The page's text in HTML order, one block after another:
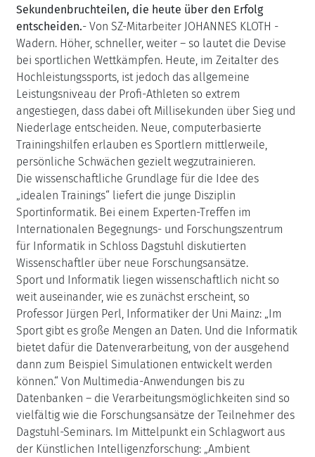
Sekundenbruchteilen, die heute über den Erfolg
entscheiden.- Von SZ-Mitarbeiter JOHANNES KLOTH -
Wadern. Höher, schneller, weiter – so lautet die Devise
bei sportlichen Wettkämpfen. Heute, im Zeitalter des
Hochleistungssports, ist jedoch das allgemeine
Leistungsniveau der Profi-Athleten so extrem
angestiegen, dass dabei oft Millisekunden über Sieg und
Niederlage entscheiden. Neue, computerbasierte
Trainingshilfen erlauben es Sportlern mittlerweile,
persönliche Schwächen gezielt wegzutrainieren.
Die wissenschaftliche Grundlage für die Idee des
„idealen Trainings“ liefert die junge Disziplin
Sportinformatik. Bei einem Experten-Treffen im
Internationalen Begegnungs- und Forschungszentrum
für Informatik in Schloss Dagstuhl diskutierten
Wissenschaftler über neue Forschungsansätze.
Sport und Informatik liegen wissenschaftlich nicht so
weit auseinander, wie es zunächst erscheint, so
Professor Jürgen Perl, Informatiker der Uni Mainz: „Im
Sport gibt es große Mengen an Daten. Und die Informatik
bietet dafür die Datenverarbeitung, von der ausgehend
dann zum Beispiel Simulationen entwickelt werden
können.“ Von Multimedia-Anwendungen bis zu
Datenbanken – die Verarbeitungsmöglichkeiten sind so
vielfältig wie die Forschungsansätze der Teilnehmer des
Dagstuhl-Seminars. Im Mittelpunkt ein Schlagwort aus
der Künstlichen Intelligenzforschung: „Ambient